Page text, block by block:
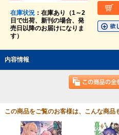
在庫状況：在庫あり（1～2
日で出荷、新刊の場合、発
売日以降のお届けになりま
す）
内容情報
この商品をご覧のお客様は、こんな商品